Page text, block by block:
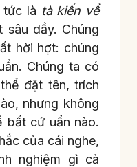
tức là tà kiến về
dầy. Chúng
hời hợt: chúng
Chúng ta có
đặt tên, trích
nhưng không
bất cứ uẩn nào.
của cái nghe,
nghiệm gì cả